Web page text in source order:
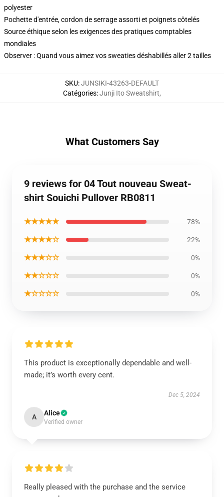
polyester
Pochette d'entrée, cordon de serrage assorti et poignets côtelés
Source éthique selon les exigences des pratiques comptables
mondiales
Observer : Quand vous aimez vos sweaties déshabillés aller 2 tailles
SKU:JUNSIKI-43263-DEFAULT
Catégories:Junji Ito Sweatshirt,
What Customers Say
9 reviews for 04 Tout nouveau Sweat-
shirt Souichi Pullover RB0811
★★★★★ 78%
★★★★☆ 22%
★★★☆☆ 0%
★★☆☆☆ 0%
★☆☆☆☆ 0%
This product is exceptionally dependable and well-
made; it’s worth every cent.
Dec 5, 2024
A Alice
Verified owner
Really pleased with the purchase and the service